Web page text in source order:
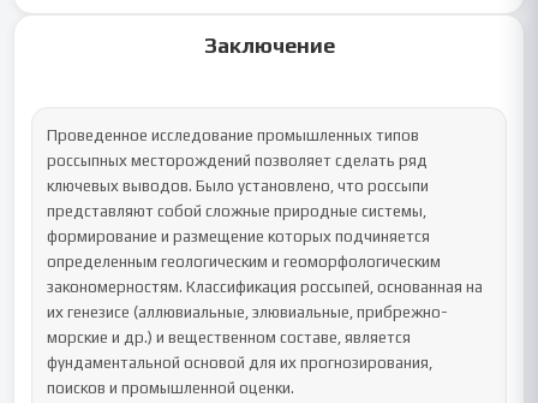
Заключение
Проведенное исследование промышленных типов
россыпных месторождений позволяет сделать ряд
ключевых выводов. Было установлено, что россыпи
представляют собой сложные природные системы,
формирование и размещение которых подчиняется
определенным геологическим и геоморфологическим
закономерностям. Классификация россыпей, основанная на
их генезисе (аллювиальные, элювиальные, прибрежно-
морские и др.) и вещественном составе, является
фундаментальной основой для их прогнозирования,
поисков и промышленной оценки.